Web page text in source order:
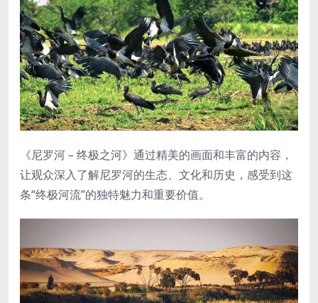
《尼罗河 – 终极之河》通过精美的画面和丰富的内容，
让观众深入了解尼罗河的生态、文化和历史，感受到这
条“终极河流”的独特魅力和重要价值。